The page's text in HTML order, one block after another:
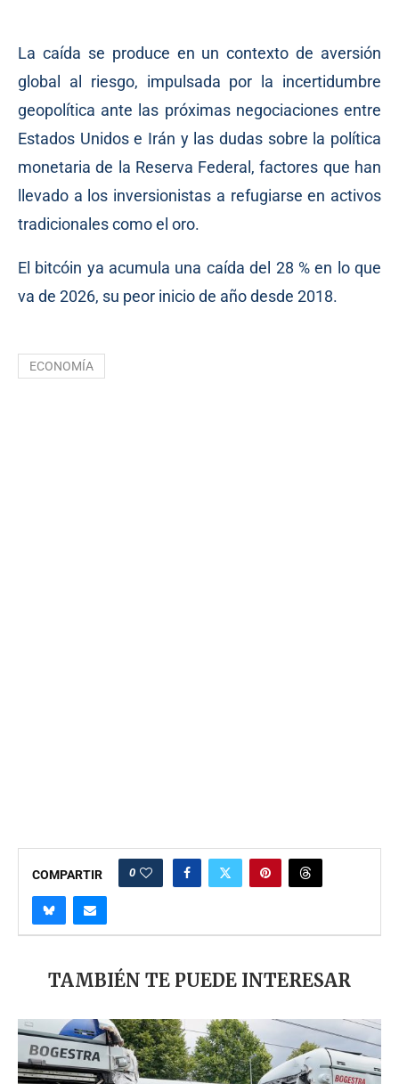
La caída se produce en un contexto de aversión
global al riesgo, impulsada por la incertidumbre
geopolítica ante las próximas negociaciones entre
Estados Unidos e Irán y las dudas sobre la política
monetaria de la Reserva Federal, factores que han
llevado a los inversionistas a refugiarse en activos
tradicionales como el oro.
El bitcóin ya acumula una caída del 28 % en lo que
va de 2026, su peor inicio de año desde 2018.
ECONOMÍA
COMPARTIR 0
TAMBIÉN TE PUEDE INTERESAR